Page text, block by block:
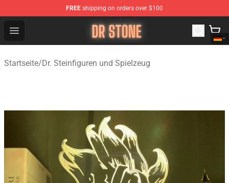
FREE shipping on orders over $100
Open menu
Dr Stone Store - Official Dr Stone Merchandise Shop
Startseite/Dr. Steinfiguren und Spielzeug